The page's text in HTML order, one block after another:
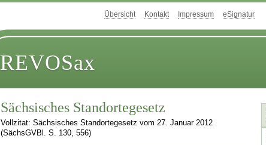
Übersicht Kontakt Impressum eSignatur
REVOSax
Sächsisches Standortegesetz
Vollzitat: Sächsisches Standortegesetz vom 27. Januar 2012
(SächsGVBl. S. 130, 556)